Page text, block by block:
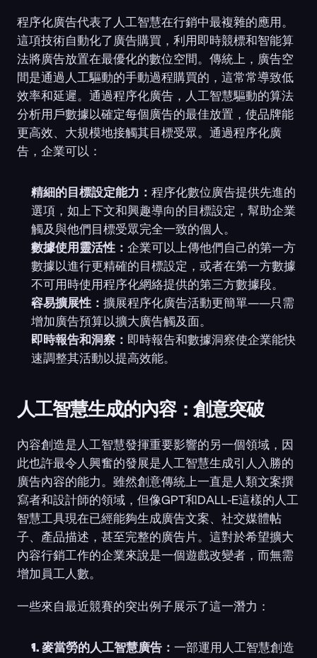
程序化廣告代表了人工智慧在行銷中最複雜的應用。
這項技術自動化了廣告購買，利用即時競標和智能算
法將廣告放置在最優化的數位空間。傳統上，廣告空
間是通過人工驅動的手動過程購買的，這常常導致低
效率和延遲。通過程序化廣告，人工智慧驅動的算法
分析用戶數據以確定每個廣告的最佳放置，使品牌能
更高效、大規模地接觸其目標受眾。通過程序化廣
告，企業可以：
精細的目標設定能力： 程序化數位廣告提供先進的
選項，如上下文和興趣導向的目標設定，幫助企業
觸及與他們目標受眾完全一致的個人。
數據使用靈活性： 企業可以上傳他們自己的第一方
數據以進行更精確的目標設定，或者在第一方數據
不可用時使用程序化網絡提供的第三方數據段。
容易擴展性： 擴展程序化廣告活動更簡單——只需
增加廣告預算以擴大廣告觸及面。
即時報告和洞察： 即時報告和數據洞察使企業能快
速調整其活動以提高效能。
人工智慧生成的內容：創意突破
內容創造是人工智慧發揮重要影響的另一個領域，因
此也許最令人興奮的發展是人工智慧生成引人入勝的
廣告內容的能力。雖然創意傳統上一直是人類文案撰
寫者和設計師的領域，但像GPT和DALL-E這樣的人工
智慧工具現在已經能夠生成廣告文案、社交媒體帖
子、產品描述，甚至完整的廣告片。這對於希望擴大
內容行銷工作的企業來說是一個遊戲改變者，而無需
增加員工人數。
一些來自最近競賽的突出例子展示了這一潛力：
1. 麥當勞的人工智慧廣告： 一部運用人工智慧創造